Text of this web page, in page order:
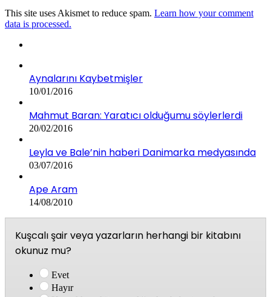
This site uses Akismet to reduce spam. Learn how your comment
data is processed.
Aynalarını Kaybetmişler
10/01/2016
Mahmut Baran: Yaratıcı olduğumu söylerlerdi
20/02/2016
Leyla ve Bale’nin haberi Danimarka medyasında
03/07/2016
Ape Aram
14/08/2010
Kuşcalı şair veya yazarların herhangi bir kitabını
okunuz mu?
Evet
Hayır